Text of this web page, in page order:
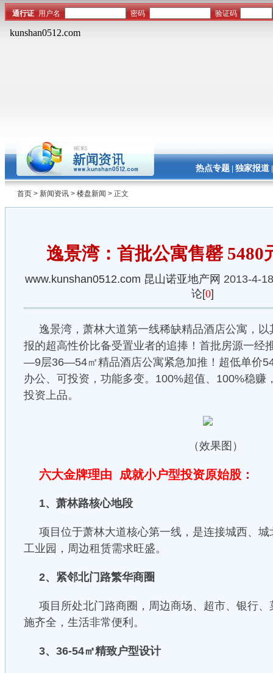
热点专题| 独家报道
首页 > 新闻资讯 > 楼盘新闻 > 正文
逸景湾：首批公寓售罄 5480
www.kunshan0512.com 昆山诺亚地产网 2013-4-
论[0]
逸景湾，萧林大道第一线稀缺精品酒店公寓，
报的超高性价比备受置业者的追捧！首批房源一经
—9层36—54㎡精品酒店公寓紧急加推！超低单价
办公、可投资，功能多变。100%超值、100%稳赚
投资上品。
（效果图）
六大金牌理由 成就小户型投资原始股：
1、萧林路核心地段
项目位于萧林大道核心第一线，是连接城西、
工业园，周边租赁需求旺盛。
2、紧邻北门路繁华商圈
项目所处北门路商圈，周边商场、超市、银行
施齐全，生活非常便利。
3、36-54㎡精致户型设计